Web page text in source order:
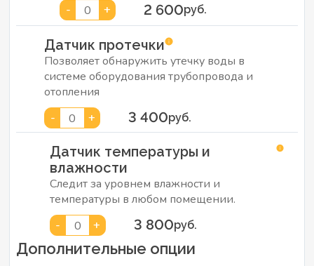
-
0 + 2 600руб.
Датчик протечки
Позволяет обнаружить утечку воды в
системе оборудования трубопровода и
отопления
-
0 + 3 400руб.
Датчик температуры и
влажности
Следит за уровнем влажности и
температуры в любом помещении.
-
0 + 3 800руб.
Дополнительные опции